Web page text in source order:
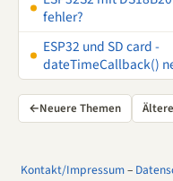
fehler?
ESP32 und SD card -
dateTimeCallback()
←Neuere Themen
Kontakt/Impressum–